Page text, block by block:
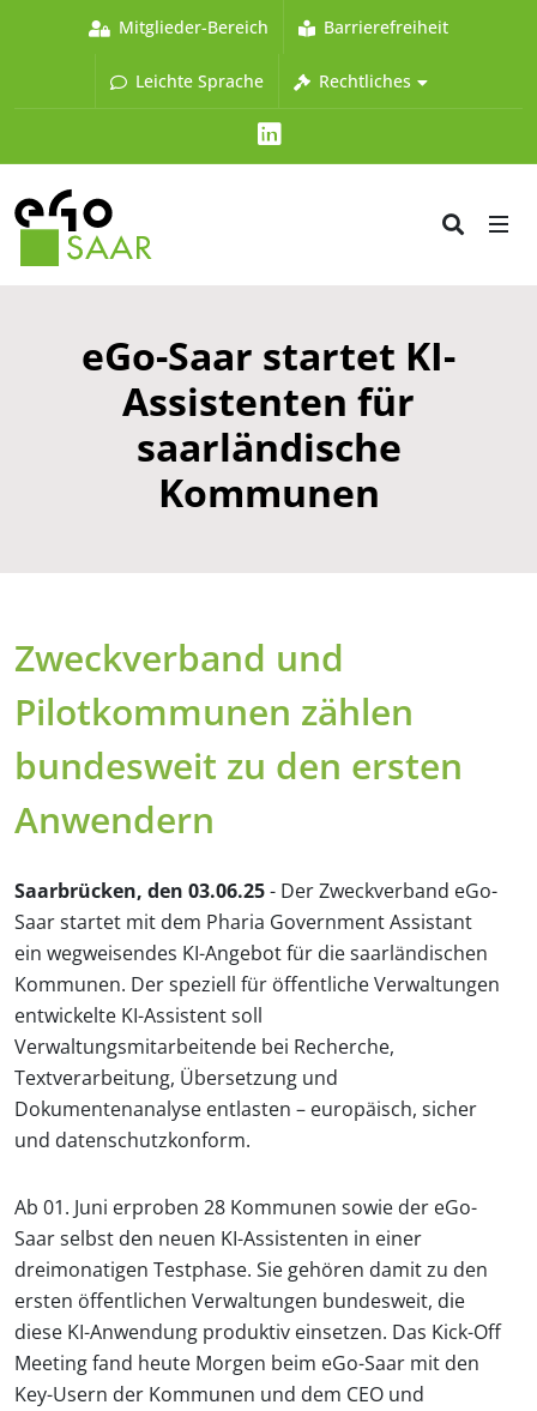
Mitglieder-Bereich Barrierefreiheit
Leichte Sprache Rechtliches
eGo-Saar startet KI-
Assistenten für
saarländische
Kommunen
Zweckverband und
Pilotkommunen zählen
bundesweit zu den ersten
Anwendern
Saarbrücken, den 03.06.25- Der Zweckverband eGo-
Saar startet mit dem Pharia Government Assistant
ein wegweisendes KI-Angebot für die saarländischen
Kommunen. Der speziell für öffentliche Verwaltungen
entwickelte KI-Assistent soll
Verwaltungsmitarbeitende bei Recherche,
Textverarbeitung, Übersetzung und
Dokumentenanalyse entlasten – europäisch, sicher
und datenschutzkonform.
Ab 01. Juni erproben 28 Kommunen sowie der eGo-
Saar selbst den neuen KI-Assistenten in einer
dreimonatigen Testphase. Sie gehören damit zu den
ersten öffentlichen Verwaltungen bundesweit, die
diese KI-Anwendung produktiv einsetzen. Das Kick-Off
Meeting fand heute Morgen beim eGo-Saar mit den
Key-Usern der Kommunen und dem CEO und